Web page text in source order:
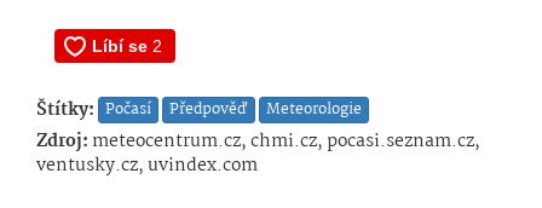
Štítky: Počasí Předpověď Meteorologie
Zdroj: meteocentrum.cz, chmi.cz, pocasi.seznam.cz,
ventusky.cz, uvindex.com